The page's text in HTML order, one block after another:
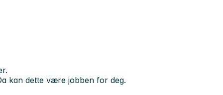
kan dette være jobben for deg.